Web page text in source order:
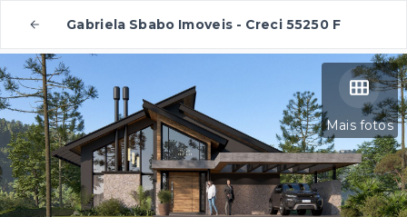
Gabriela Sbabo Imoveis - Creci 55250 F
Mais fotos